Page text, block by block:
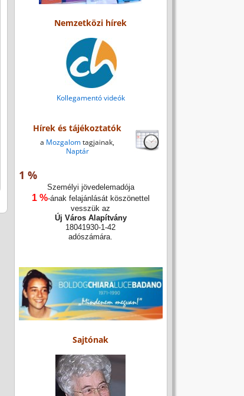
Nemzetközi hírek
Kollegamentó videók
Hírek és tájékoztatók
a Mozgalomtagjainak,
Naptár
1 %
Személyi jövedelemadója
1 %-ának felajánlását köszönettel
vesszük az
Új Város Alapítvány
18041930-1-42
adószámára.
Sajtónak